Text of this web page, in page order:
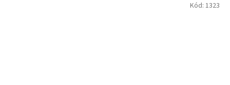
Kód: 1323